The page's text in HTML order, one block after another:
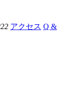
アクセス Q &